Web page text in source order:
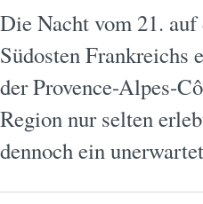
Die Nacht vom 21.
Südosten Frankreichs
der Provence-Alpes-
Region nur selten
dennoch ein